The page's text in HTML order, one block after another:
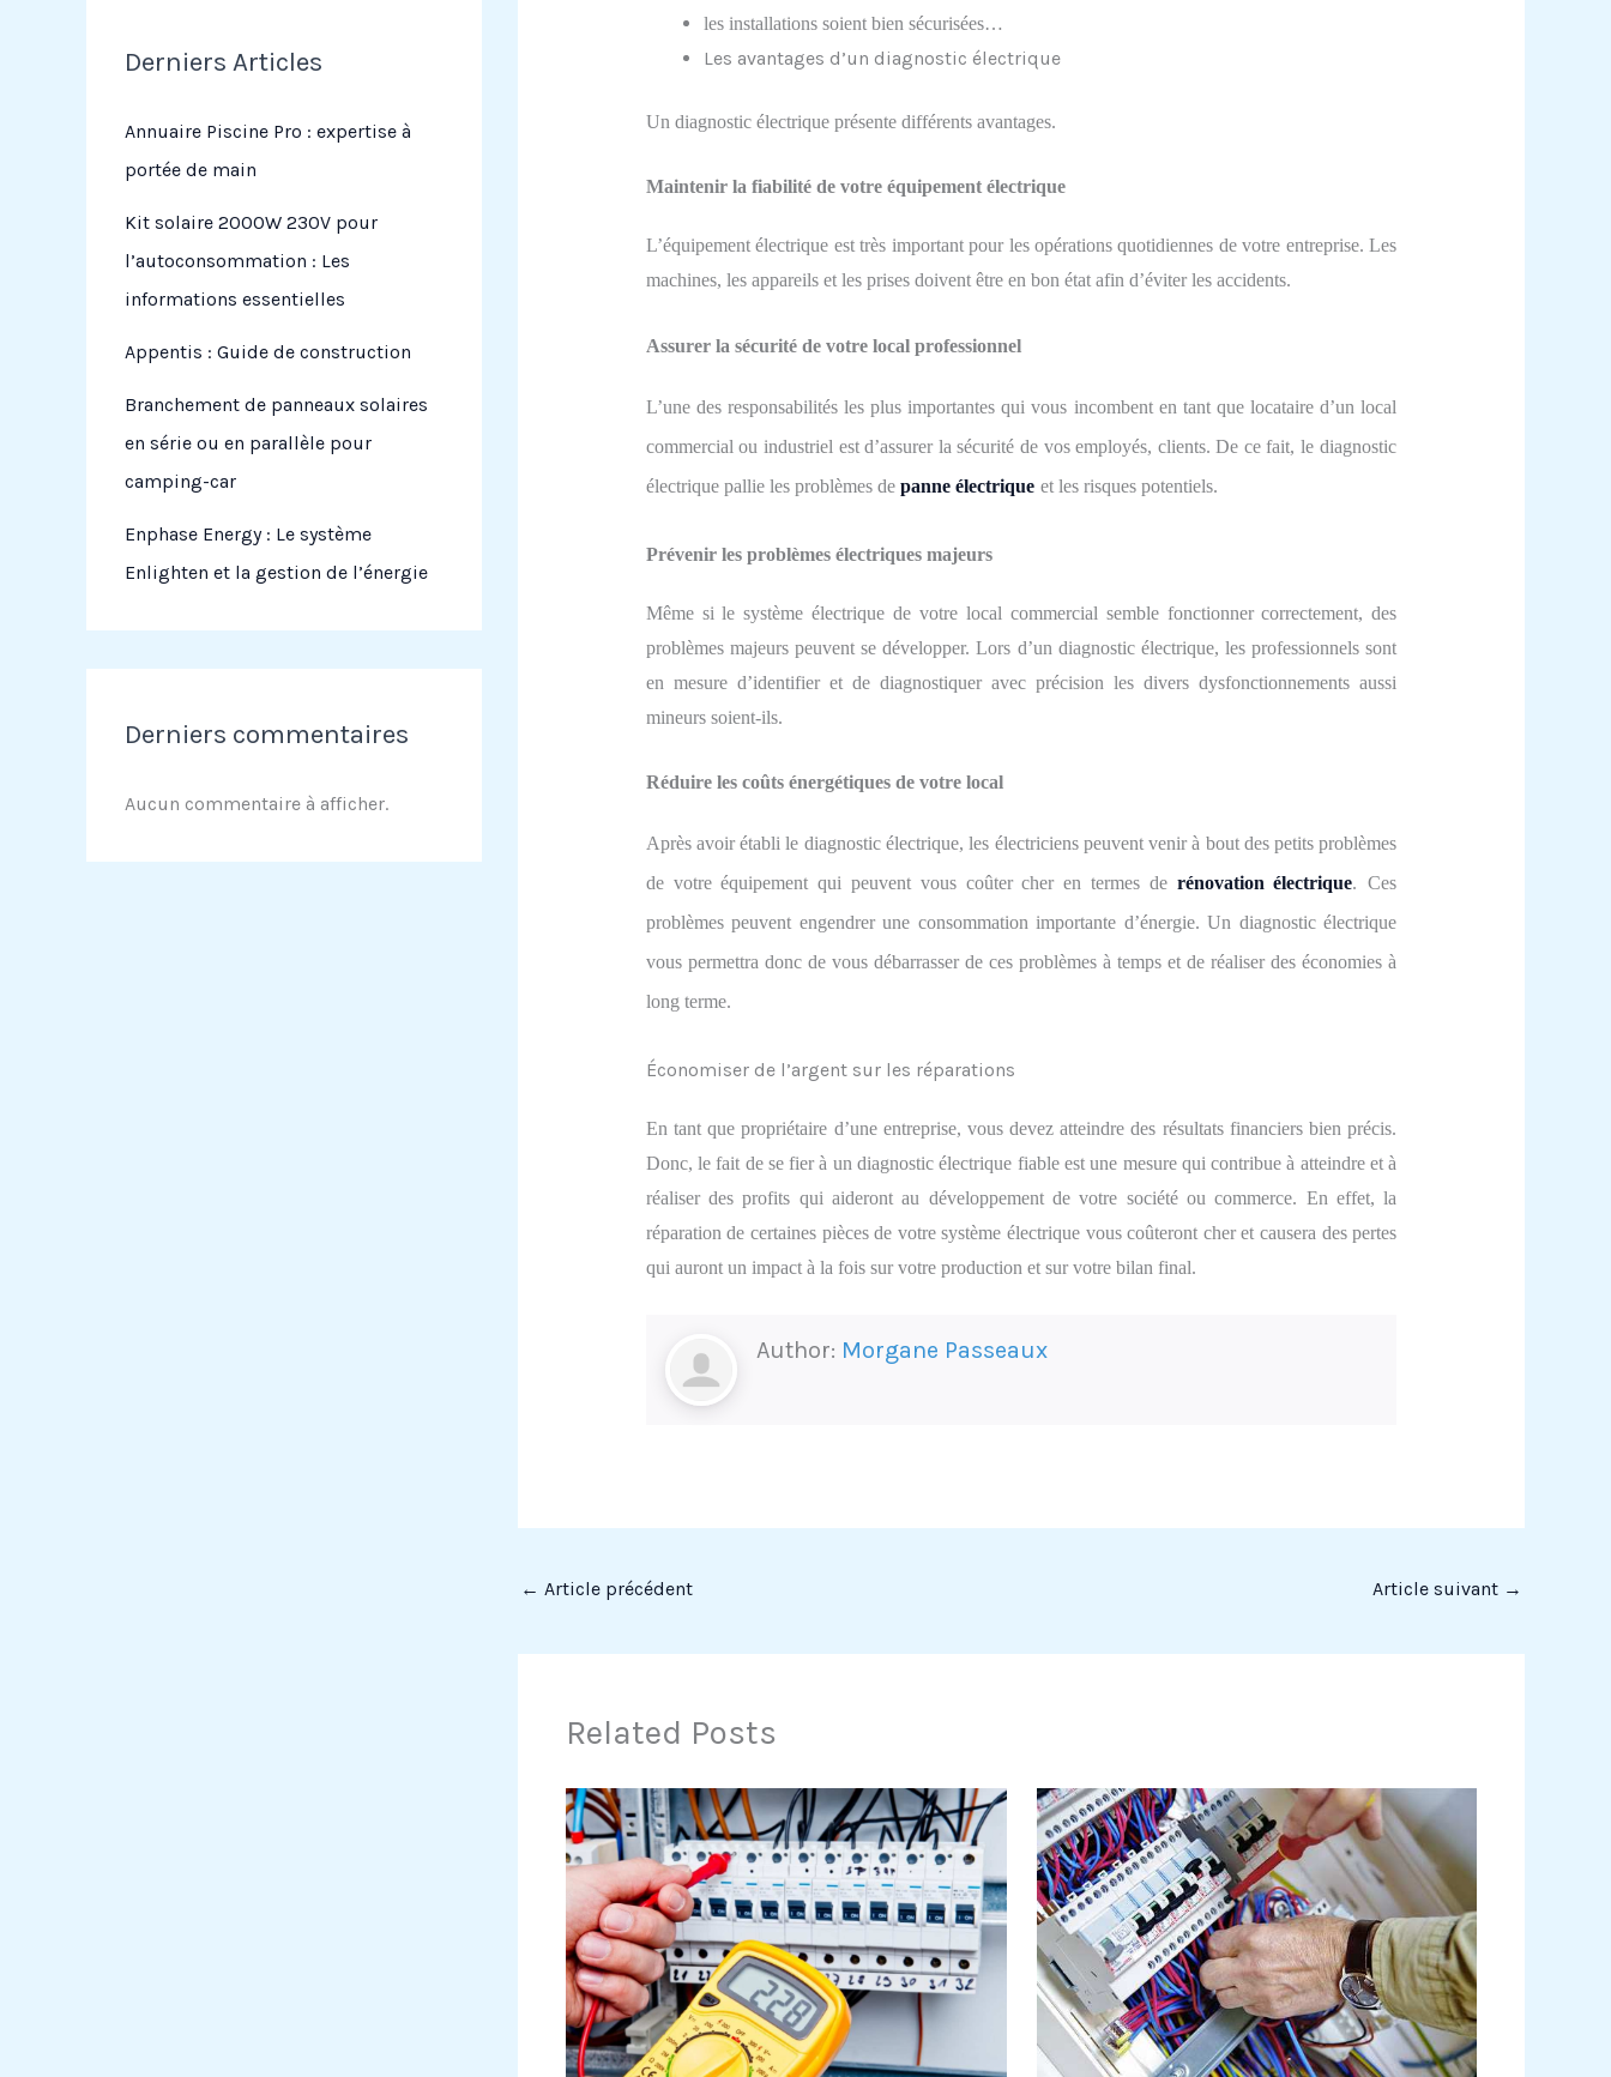
Derniers Articles
Annuaire Piscine Pro : expertise à
portée de main
Kit solaire 2000W 230V pour
l’autoconsommation : Les
informations essentielles
Appentis : Guide de construction
Branchement de panneaux solaires
en série ou en parallèle pour
camping-car
Enphase Energy : Le système
Enlighten et la gestion de l’énergie
Derniers commentaires
Aucun commentaire à afficher.
les installations soient bien sécurisées…
Les avantages d’un diagnostic électrique
Un diagnostic électrique présente différents avantages.
Maintenir la fiabilité de votre équipement électrique
L’équipement électrique est très important pour les opérations quotidiennes de votre entreprise. Les
machines, les appareils et les prises doivent être en bon état afin d’éviter les accidents.
Assurerla sécurité de votre local professionnel
L’une des responsabilités les plus importantes qui vous incombent en tant que locataired’unlocal
commercial ou industriel est d’assurer la sécurité de vos employés, clients.De ce fait,le diagnostic
électrique pallie les problèmes de panne électrique et les risques potentiels.
Prévenir les problèmes électriques majeurs
Même si le système électrique de votre local commercial semble fonctionner correctement, des
problèmes majeurs peuvent se développer. Lors d’un diagnostic électrique, les professionnels sont
en mesure d’identifier et de diagnostiquer avec précision les divers dysfonctionnements aussi
mineurs soient-ils.
Réduire les coûts énergétiques de votre local
Après avoir établi le diagnostic électrique,les électriciens peuvent venir à bout despetits problèmes
de votre équipement qui peuvent vous coûter cheren termes de rénovation électrique.
Ces
problèmes peuvent engendrer une consommation importante d’énergie. Un diagnosticélectrique
vous permettra donc de vous débarrasser de ces problèmesà temps et de réaliser des économies à
long terme.
Économiser de l’argent sur les réparations
En tant que propriétaire d’une entreprise, vous devez atteindre des résultats financiers bien précis.
Donc, le fait de se fier à un diagnostic électrique fiable est une mesure qui contribue à atteindre et à
réaliser des profits qui aideront au développement de votre société ou commerce. En effet, la
réparation de certaines pièces de votre système électrique vous coûteront cher et causera des pertes
qui auront un impact à la fois sur votre production et sur votre bilan final.
Author: Morgane Passeaux
← Article précédent Article suivant →
Related Posts